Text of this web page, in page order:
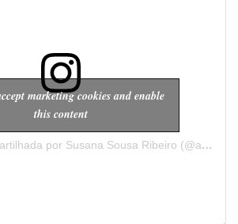
Uma publicação partilhada por Susana Sousa Ribeiro (@a.cachopa)
marketing cookies and enable
this content